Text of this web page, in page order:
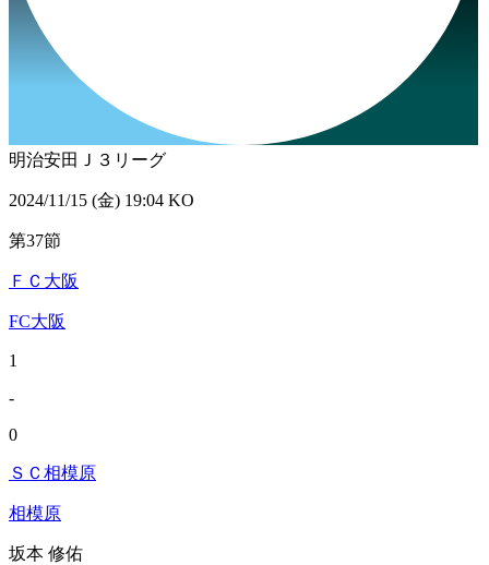
明治安田Ｊ３リーグ
2024/11/15 (金) 19:04 KO
第37節
ＦＣ大阪
FC大阪
1
-
0
ＳＣ相模原
相模原
坂本 修佑